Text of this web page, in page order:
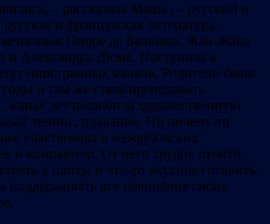
– рассказала Маша , – русский и
и французская литература.
язык Оноре де Бальзака, Жан-Жака
и Александра Дюма. Поступила в
иностранных языков. Родители были
и там же стала преподавать
юных лет полюбила художественную
теннис, плавание. Но почему-то
участвовала в межвузовских
и компьютер. От него трудно отойти.
у плиты и что-то вкусное готовить.
поддерживать все начинания своих